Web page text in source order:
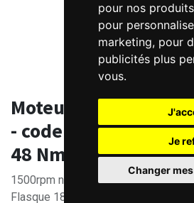
pour nos
pour
marketing, pour
publicités plus
vous.
Je
Changer
Moteur Brushless AC
- codeur 23bits
48 Nm
1500rpm nom.
Flasque 180mm